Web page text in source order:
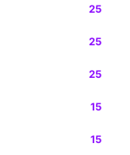
25
25
25
15
15